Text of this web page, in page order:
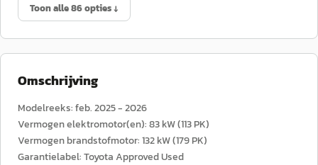
Toon alle 86 opties ↓
Omschrijving
Modelreeks: feb. 2025 - 2026
Vermogen elektromotor(en): 83 kW (113 PK)
Vermogen brandstofmotor: 132 kW (179 PK)
Garantielabel: Toyota Approved Used